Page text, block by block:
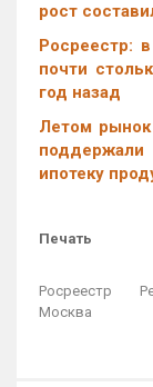
рост
Росреестр:
почти
год назад
Летом
ипотеку
Печать
Росреестр
Москва